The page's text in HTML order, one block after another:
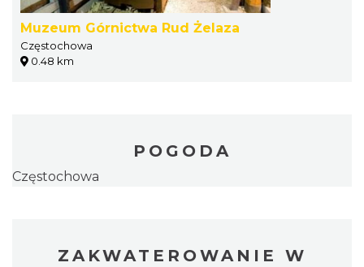
Muzeum Górnictwa Rud Żelaza
Częstochowa
0.48 km
POGODA
Częstochowa
ZAKWATEROWANIE W